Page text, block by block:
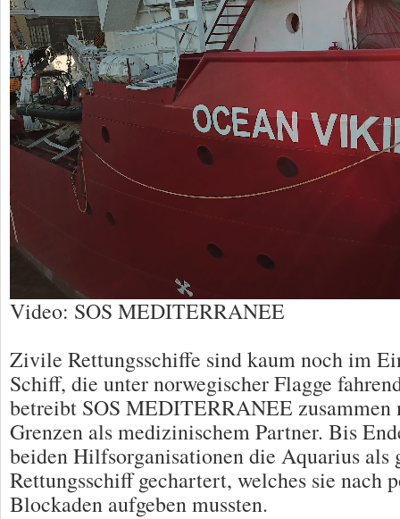
Video: SOS MEDITERRANEE
Zivile Rettungsschiffe sind kaum noch im
Schiff, die unter norwegischer Flagge
betreibt SOS MEDITERRANEE
Grenzen als medizinischem Partner. Bis
beiden Hilfsorganisationen die Aquarius als
Rettungsschiff gechartert, welches sie
Blockaden aufgeben mussten.